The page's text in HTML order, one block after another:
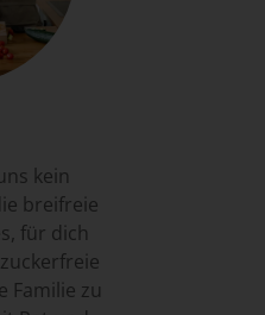
kein
breifreie
für dich
Familie zu